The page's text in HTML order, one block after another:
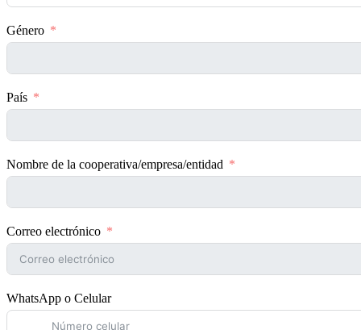
Género
País
Nombre de la cooperativa/empresa/entidad
Correo electrónico
WhatsApp o Celular